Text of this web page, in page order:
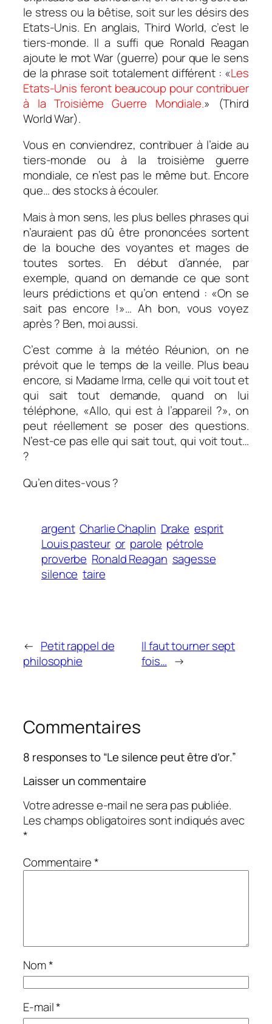
le stress ou la bêtise, soit sur les désirs des
Etats-Unis. En anglais, Third World, c’est le
tiers-monde. Il a suffi que Ronald Reagan
ajoute le mot War (guerre) pour que le sens
de la phrase soit totalement différent : «Les
Etats-Unis feront beaucoup pour contribuer
à la Troisième Guerre Mondiale.» (Third
World War).
Vous en conviendrez, contribuer à l’aide au
tiers-monde ou à la troisième guerre
mondiale, ce n’est pas le même but. Encore
que… des stocks à écouler.
Mais à mon sens, les plus belles phrases qui
n’auraient pas dû être prononcées sortent
de la bouche des voyantes et mages de
toutes sortes. En début d’année, par
exemple, quand on demande ce que sont
leurs prédictions et qu’on entend : «On se
sait pas encore !»… Ah bon, vous voyez
après ? Ben, moi aussi.
C’est comme à la météo Réunion, on ne
prévoit que le temps de la veille. Plus beau
encore, si Madame Irma, celle qui voit tout et
qui sait tout demande, quand on lui
téléphone, «Allo, qui est à l’appareil ?», on
peut réellement se poser des questions.
N’est-ce pas elle qui sait tout, qui voit tout…
?
Qu’en dites-vous ?
argent Charlie Chaplin Drake esprit
Louis pasteur or parole pétrole
proverbe Ronald Reagan sagesse
silence taire
← Petit rappel de
philosophie
Il faut tourner sept
fois… →
Commentaires
8 responses to “Le silence peut être d’or.”
Laisser un commentaire
Votre adresse e-mail ne sera pas publiée.
Les champs obligatoires sont indiqués avec
*
Commentaire*
Nom*
E-mail*